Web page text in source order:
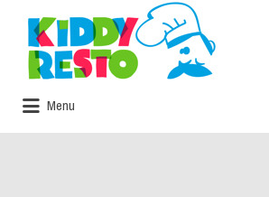
Rechercher:
Menu